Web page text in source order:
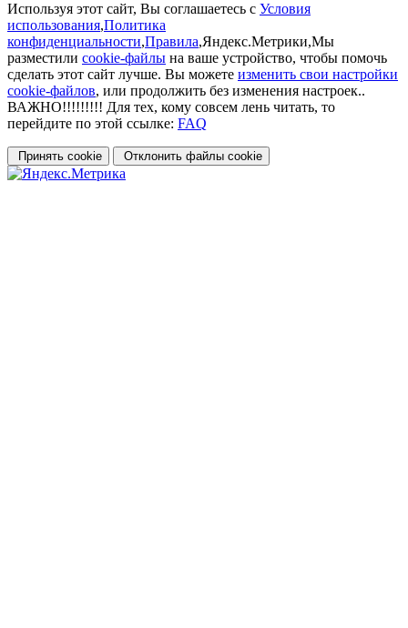
Используя этот сайт, Вы соглашаетесь с Условия
использования,Политика
конфиденциальности,Правила,Яндекс.Метрики,Мы
разместили cookie-файлы на ваше устройство, чтобы помочь
сделать этот сайт лучше. Вы можете изменить свои настройки
cookie-файлов, или продолжить без изменения настроек..
ВАЖНО!!!!!!!!! Для тех, кому совсем лень читать, то
перейдите по этой ссылке: FAQ
Принять cookie Отклонить файлы сookie